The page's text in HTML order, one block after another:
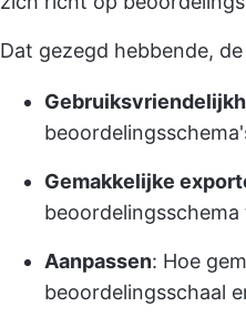
Dat gezegd hebbende,
Gemakkelijke
Aanpassen: Hoe
beoordelingsschaal